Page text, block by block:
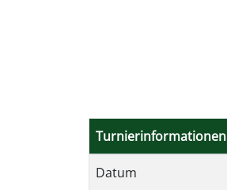
Turnierinformationen
Datum